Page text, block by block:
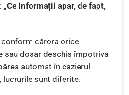
„Ce informații apar, de fapt,
cărora orice
sau dosar deschis împotriva
automat în cazierul
lucrurile sunt diferite.